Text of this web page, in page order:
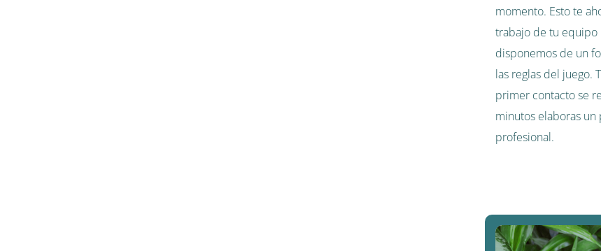
momento. Esto te
trabajo de tu equipo
disponemos de un
las reglas del juego.
primer contacto se
minutos elaboras
profesional.